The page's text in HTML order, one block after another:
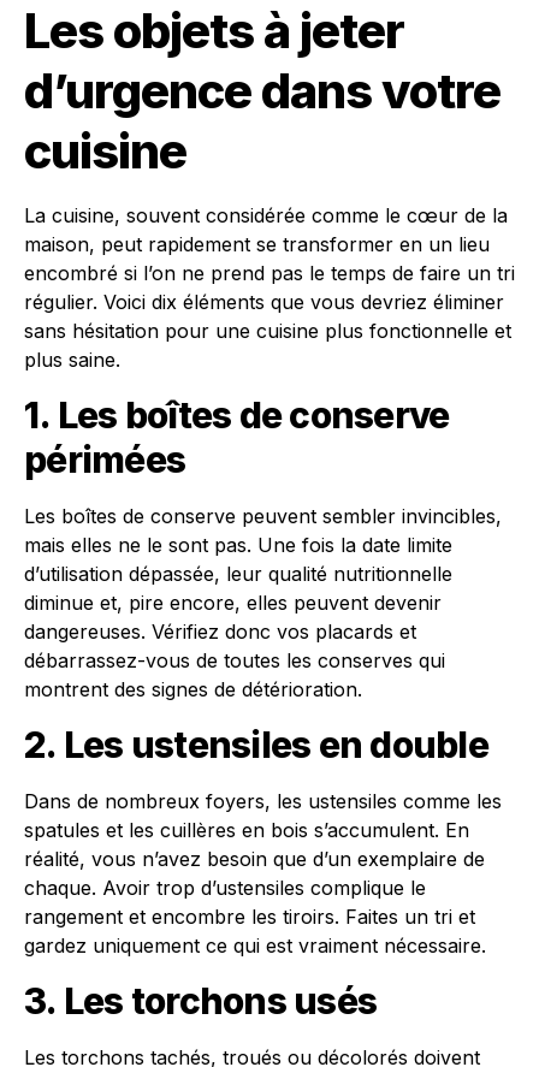
Les objets à jeter
d’urgence dans votre
cuisine
La cuisine, souvent considérée comme le cœur de la
maison, peut rapidement se transformer en un lieu
encombré si l’on ne prend pas le temps de faire un tri
régulier. Voici dix éléments que vous devriez éliminer
sans hésitation pour une cuisine plus fonctionnelle et
plus saine.
1. Les boîtes de conserve
périmées
Les boîtes de conserve peuvent sembler invincibles,
mais elles ne le sont pas. Une fois la date limite
d’utilisation dépassée, leur qualité nutritionnelle
diminue et, pire encore, elles peuvent devenir
dangereuses. Vérifiez donc vos placards et
débarrassez-vous de toutes les conserves qui
montrent des signes de détérioration.
2. Les ustensiles en double
Dans de nombreux foyers, les ustensiles comme les
spatules et les cuillères en bois s’accumulent. En
réalité, vous n’avez besoin que d’un exemplaire de
chaque. Avoir trop d’ustensiles complique le
rangement et encombre les tiroirs. Faites un tri et
gardez uniquement ce qui est vraiment nécessaire.
3. Les torchons usés
Les torchons tachés, troués ou décolorés doivent